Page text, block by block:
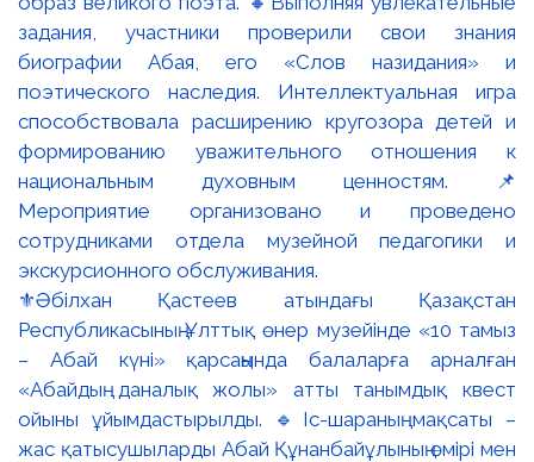
⚜️Әбілхан Қастеев атындағы Қазақстан
Республикасының Ұлттық өнер музейінде «10 тамыз
– Абай күні» қарсаңында балаларға арналған
«Абайдың даналық жолы» атты танымдық квест
ойыны ұйымдастырылды. 🔹Іс-шараның мақсаты –
жас қатысушыларды Абай Құнанбайұлының өмірі мен